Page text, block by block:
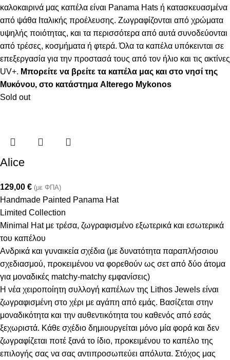
καλοκαιρινά μας καπέλα είναι Panama Hats ή κατασκευασμένα
από ψάθα Ιταλικής προέλευσης. Ζωγραφίζονται από χρώματα
υψηλής ποιότητας, και τα περισσότερα από αυτά συνοδεύονται
από τρέσες, κοσμήματα ή φτερά. Όλα τα καπέλα υπόκεινται σε
επεξεργασία για την προστασά τους από τον ήλιο και τις ακτίνες
UV+. Μπορείτε να βρείτε τα καπέλα μας και στο νησί της
Μυκόνου, στο κατάστημα Alterego Mykonos
Sold out
Alice
129,00 € (με ΦΠΑ)
Handmade Painted Panama Hat
Limited Collection
Minimal Hat με τρέσα, ζωγραφισμένο εξωτερικά και εσωτερικά
του καπέλου
Ανδρικά και γυναικεία σχέδια (με δυνατότητα παραπλήσσιου
σχεδιασμού, προκειμένου να φορεθούν ως σετ από δύο άτομα
για μοναδικές matchy-matchy εμφανίσεις)
Η νέα χειροποίητη συλλογή καπέλων της Lithos Jewels είναι
ζωγραφισμένη στο χέρι με αγάπη από εμάς. Βασίζεται στην
μοναδικότητα και την αυθεντικότητα του καθενός από εσάς
ξεχωριστά. Κάθε σχέδιο δημιουργείται μόνο μία φορά και δεν
ζωγραφίζεται ποτέ ξανά το ίδιο, προκειμένου το καπέλο της
επιλογής σας να σας αντιπροσωπεύει απόλυτα. Στόχος μας